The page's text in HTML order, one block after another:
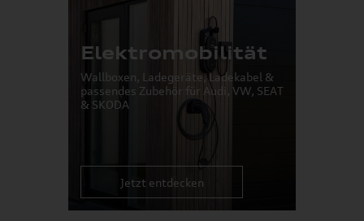
Elektromobilität
Wallboxen, Ladegeräte, Ladekabel &
passendes Zubehör für Audi, VW, SEAT
& SKODA
Jetzt entdecken